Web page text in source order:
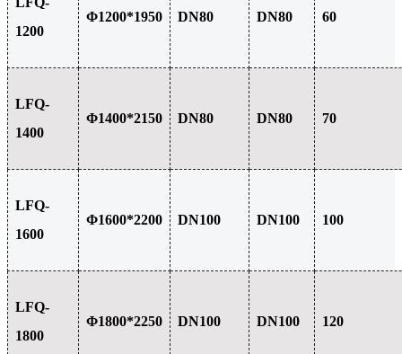
1200
Φ1200*1950 DN80 DN80 60
LFQ-
1400
Φ1400*2150 DN80 DN80 70
LFQ-
1600
Φ1600*2200 DN100 DN100 100
LFQ-
1800
Φ1800*2250 DN100 DN100 120